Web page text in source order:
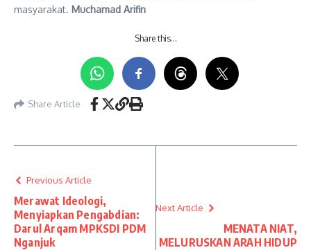
masyarakat. Muchamad Arifin
Share this…
Share Article
Previous Article
Merawat Ideologi,
Menyiapkan Pengabdian:
Darul Arqam MPKSDI PDM
Nganjuk
Next Article
MENATA NIAT,
MELURUSKAN ARAH HIDUP